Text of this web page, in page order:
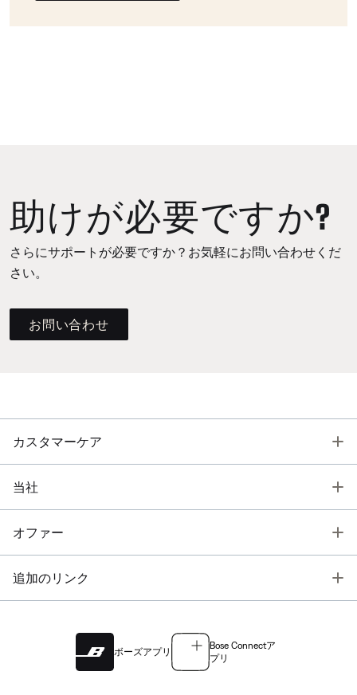
助けが必要ですか?
さらにサポートが必要ですか？お気軽にお問い合わせくだ
さい。
お問い合わせ
カスタマーケア
当社
オファー
追加のリンク
ボーズアプリ
Bose Connectア
プリ